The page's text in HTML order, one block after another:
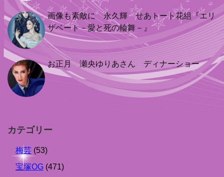
画像も素敵に 永久輝 せあトート花組『エリ
ザベート－愛と死の輪舞－』
お正月 瀬央ゆりあさん ディナーショー
カテゴリー
梅芸 (53)
宝塚OG (471)